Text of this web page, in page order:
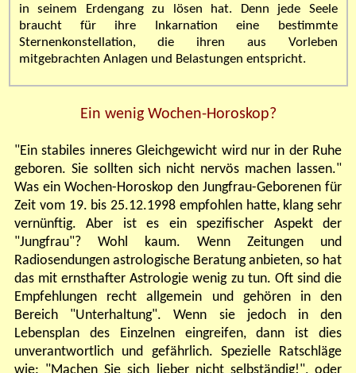
in seinem Erdengang zu lösen hat. Denn jede Seele
braucht für ihre Inkarnation eine bestimmte
Sternenkonstellation, die ihren aus Vorleben
mitgebrachten Anlagen und Belastungen entspricht.
Ein wenig Wochen-Horoskop?
"Ein stabiles inneres Gleichgewicht wird nur in der Ruhe
geboren. Sie sollten sich nicht nervös machen lassen."
Was ein Wochen-Horoskop den Jungfrau-Geborenen für
Zeit vom 19. bis 25.12.1998 empfohlen hatte, klang sehr
vernünftig. Aber ist es ein spezifischer Aspekt der
"Jungfrau"? Wohl kaum. Wenn Zeitungen und
Radiosendungen astrologische Beratung anbieten, so hat
das mit ernsthafter Astrologie wenig zu tun. Oft sind die
Empfehlungen recht allgemein und gehören in den
Bereich "Unterhaltung". Wenn sie jedoch in den
Lebensplan des Einzelnen eingreifen, dann ist dies
unverantwortlich und gefährlich. Spezielle Ratschläge